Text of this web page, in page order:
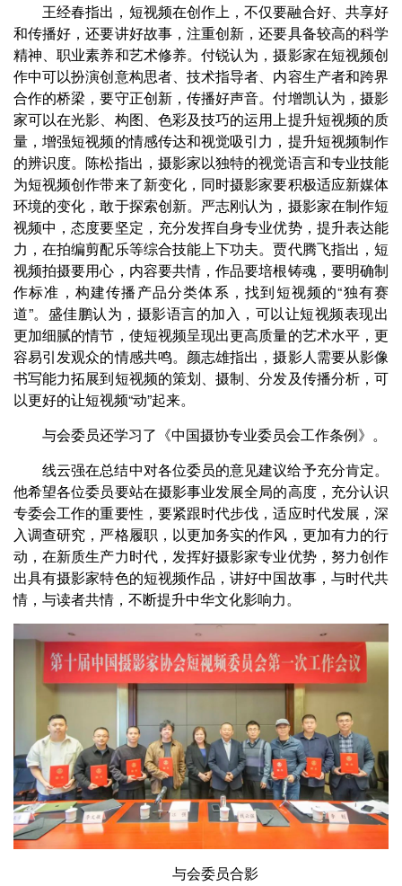
王经春指出，短视频在创作上，不仅要融合好、共享好
和传播好，还要讲好故事，注重创新，还要具备较高的科学
精神、职业素养和艺术修养。付锐认为，摄影家在短视频创
作中可以扮演创意构思者、技术指导者、内容生产者和跨界
合作的桥梁，要守正创新，传播好声音。付增凯认为，摄影
家可以在光影、构图、色彩及技巧的运用上提升短视频的质
量，增强短视频的情感传达和视觉吸引力，提升短视频制作
的辨识度。陈松指出，摄影家以独特的视觉语言和专业技能
为短视频创作带来了新变化，同时摄影家要积极适应新媒体
环境的变化，敢于探索创新。严志刚认为，摄影家在制作短
视频中，态度要坚定，充分发挥自身专业优势，提升表达能
力，在拍编剪配乐等综合技能上下功夫。贾代腾飞指出，短
视频拍摄要用心，内容要共情，作品要培根铸魂，要明确制
作标准，构建传播产品分类体系，找到短视频的“独有赛
道”。盛佳鹏认为，摄影语言的加入，可以让短视频表现出
更加细腻的情节，使短视频呈现出更高质量的艺术水平，更
容易引发观众的情感共鸣。颜志雄指出，摄影人需要从影像
书写能力拓展到短视频的策划、摄制、分发及传播分析，可
以更好的让短视频“动”起来。
与会委员还学习了《中国摄协专业委员会工作条例》。
线云强在总结中对各位委员的意见建议给予充分肯定。
他希望各位委员要站在摄影事业发展全局的高度，充分认识
专委会工作的重要性，要紧跟时代步伐，适应时代发展，深
入调查研究，严格履职，以更加务实的作风，更加有力的行
动，在新质生产力时代，发挥好摄影家专业优势，努力创作
出具有摄影家特色的短视频作品，讲好中国故事，与时代共
情，与读者共情，不断提升中华文化影响力。
与会委员合影